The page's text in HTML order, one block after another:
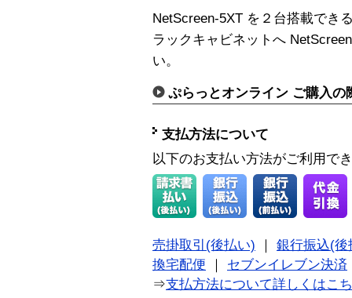
NetScreen-5XT を２台搭載でき
ラックキャビネットへ
い。
ぷらっとオンライン ご購入の
支払方法について
以下のお支払い方法がご利用で
売掛取引(後払い)
銀行振込(後
換宅配便
セブンイレブン決済
⇒支払方法について詳しくはこ